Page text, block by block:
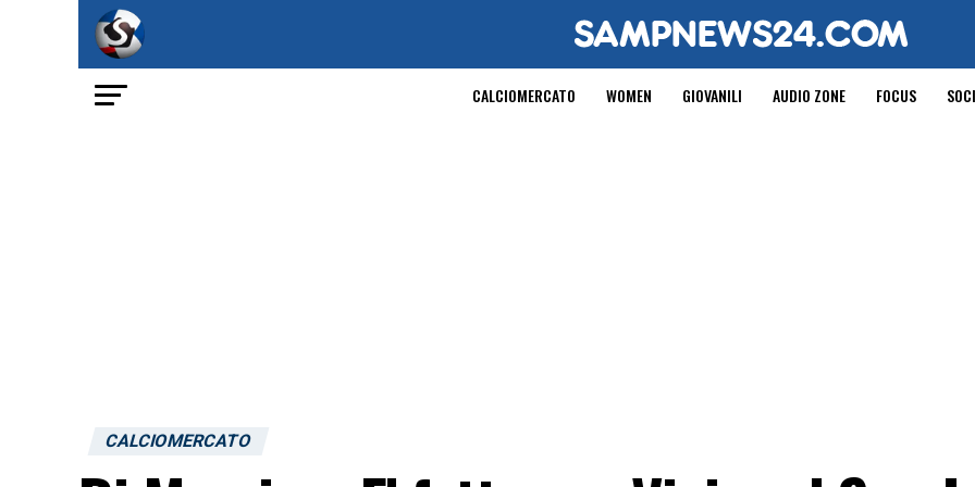
CALCIOMERCATO WOMEN GIOVANILI AUDIO ZONE FOCUS
CALCIOMERCATO